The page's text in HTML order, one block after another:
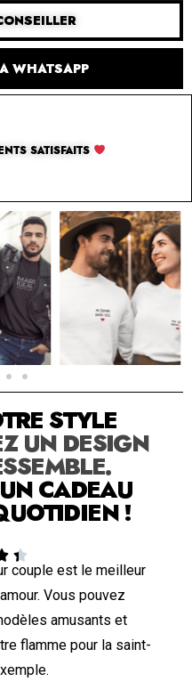
WHATSAPP
SATISFAITS
BOX & CO
STYLE
UN DESIGN
CADEAU
!

couple est le meilleur
Vous pouvez
amusants et
flamme pour la saint-